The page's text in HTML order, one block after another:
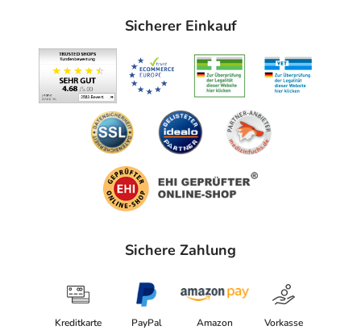
Sicherer Einkauf
Sichere Zahlung
Kreditkarte PayPal Amazon Vorkasse